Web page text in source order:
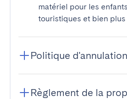
matériel pour les
touristiques et bien plus
Politique d'annulation
Règlement de la